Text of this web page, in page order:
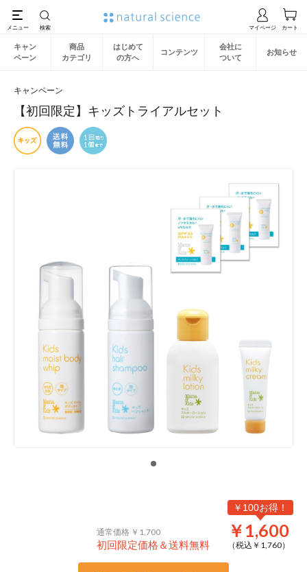
キャン
ペーン
商品
カテゴリ
はじめて
の方へ
コンテンツ
会社に
ついて
お知らせ
キャンペーン
【初回限定】キッズトライアルセット
通常価格 ￥1,700
初回限定価格＆送料無料
￥100お得！
￥1,600
（税込￥ 1,760）